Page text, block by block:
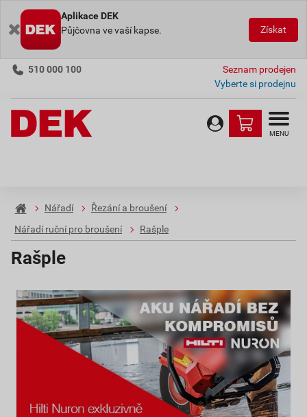
Aplikace DEK
Půjčovna ve vaší kapse.
Získat
510 000 100
Seznam prodejen
Vyberte si prodejnu
MENU
Nářadí
Řezání a broušení
Nářadí ruční pro broušení
Rašple
Rašple